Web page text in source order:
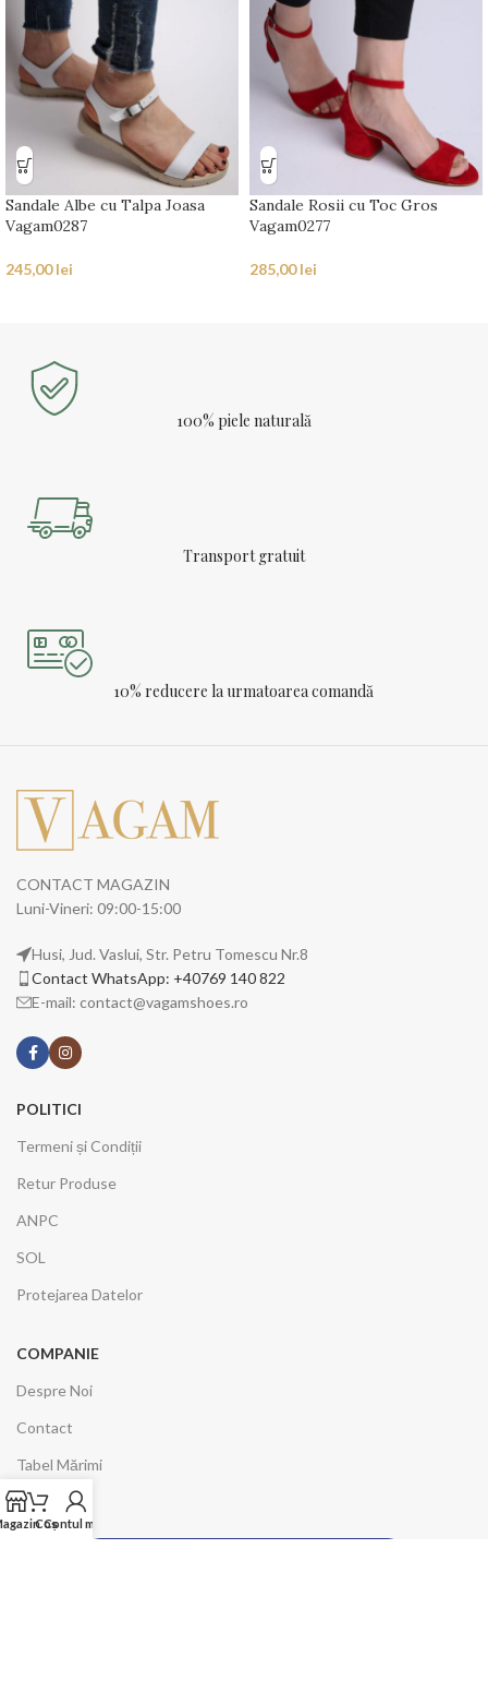
Sandale Albe cu Talpa Joasa
Vagam0287
245,00lei
Sandale Rosii cu Toc Gros
Vagam0277
285,00lei
100% piele naturală
Transport gratuit
10% reducere la urmatoarea comandă
CONTACT MAGAZIN
Luni-Vineri: 09:00-15:00
Husi, Jud. Vaslui, Str. Petru Tomescu Nr.8
Contact WhatsApp: +40769 140 822
E-mail: contact@vagamshoes.ro
POLITICI
Termeni și Condiții
Retur Produse
ANPC
SOL
Protejarea Datelor
COMPANIE
Despre Noi
Contact
Tabel Mărimi
Coș
Contul meu